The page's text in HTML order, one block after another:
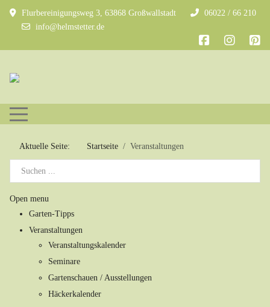
Flurbereinigungsweg 3, 63868 Großwallstadt
06022 / 66 210
info@helmstetter.de
Mobile Menu Toggle
Aktuelle Seite: Startseite Veranstaltungen
Open menu
Garten-Tipps
Veranstaltungen
Veranstaltungskalender
Seminare
Gartenschauen / Ausstellungen
Häckerkalender